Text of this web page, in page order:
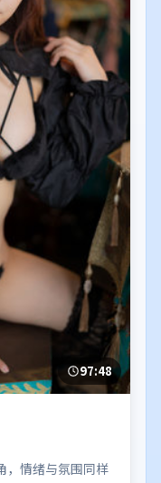
97:48
，情绪与氛围同样